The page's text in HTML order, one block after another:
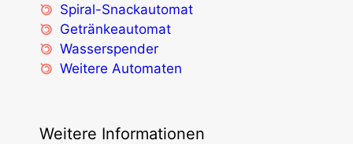
Spiral-Snackautomat
Getränkeautomat
Wasserspender
Weitere Automaten
Weitere Informationen